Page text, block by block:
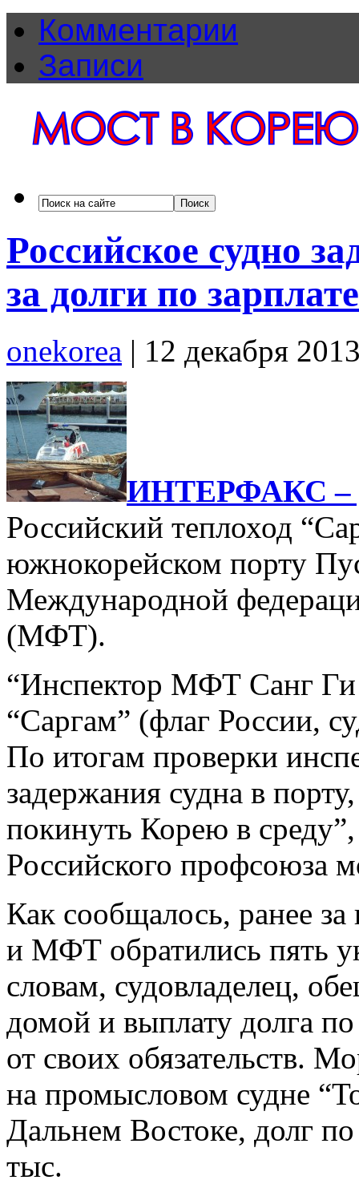
Комментарии
Записи
Российское судно
за долги по
onekorea | 12 декабря
ИНТЕРФАКС
Российский теплоход
южнокорейском порту
Международной
(МФТ).
“Инспектор МФТ Санг Ги
“Саргам” (флаг России,
По итогам проверки
задержания судна в
покинуть Корею в
Российского профсоюза
Как сообщалось, ранее
и МФТ обратились пять
словам, судовладелец,
домой и выплату долга по
от своих обязательств.
на промысловом судне
Дальнем Востоке, долг по
тыс.